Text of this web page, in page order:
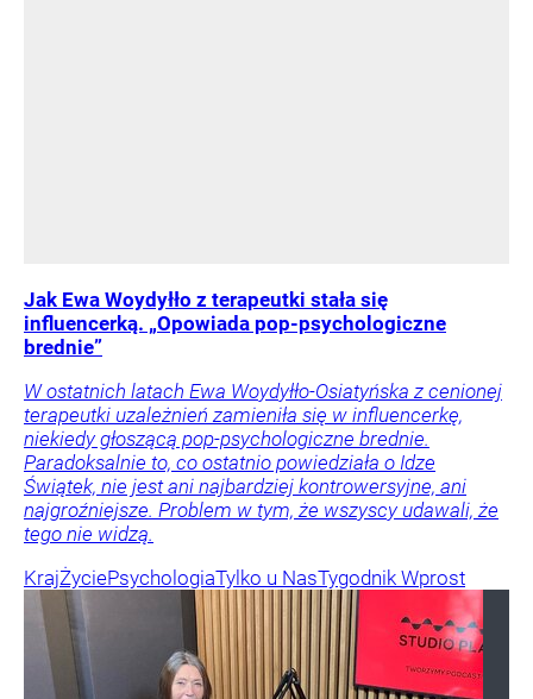
Jak Ewa Woydyłło z terapeutki stała się
influencerką. „Opowiada pop-psychologiczne
brednie”
W ostatnich latach Ewa Woydyłło-Osiatyńska z cenionej
terapeutki uzależnień zamieniła się w influencerkę,
niekiedy głoszącą pop-psychologiczne brednie.
Paradoksalnie to, co ostatnio powiedziała o Idze
Świątek, nie jest ani najbardziej kontrowersyjne, ani
najgroźniejsze. Problem w tym, że wszyscy udawali, że
tego nie widzą.
KrajŻyciePsychologiaTylko u NasTygodnik Wprost